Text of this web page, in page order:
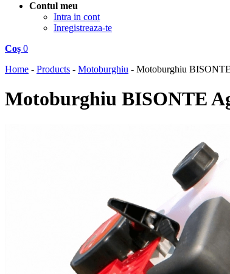
Contul meu
Intra in cont
Inregistreaza-te
Coș 0
Home - Products - Motoburghiu - Motoburghiu
Motoburghiu BISONTE